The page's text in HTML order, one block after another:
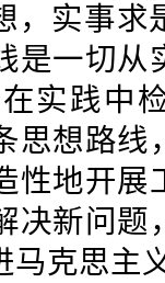
，实事求
是一切从
实践中
思想路线
性地开展
决新问题
马克思主